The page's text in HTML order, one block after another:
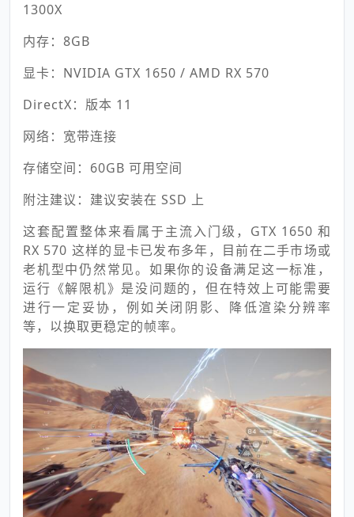
1300X
内存：8GB
显卡：NVIDIA GTX 1650 / AMD RX 570
DirectX：版本 11
网络：宽带连接
存储空间：60GB 可用空间
附注建议：建议安装在 SSD 上
这套配置整体来看属于主流入门级，GTX 1650 和
RX 570 这样的显卡已发布多年，目前在二手市场或
老机型中仍然常见。如果你的设备满足这一标准，
运行《解限机》是没问题的，但在特效上可能需要
进行一定妥协，例如关闭阴影、降低渲染分辨率
等，以换取更稳定的帧率。